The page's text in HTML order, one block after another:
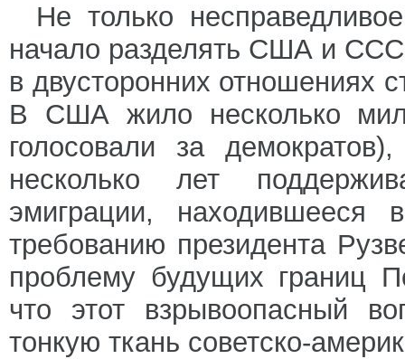
Не только
начало разделять США и
в двусторонних отношениях
В США жило несколько
голосовали за
несколько лет
эмиграции,
требованию президента
проблему будущих границ
что этот взрывоопасный
тонкую ткань советско-